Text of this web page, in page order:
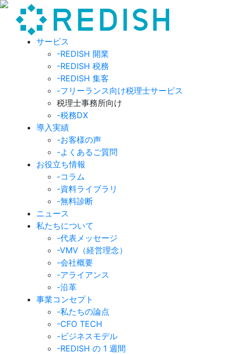
サービス
-REDISH 開業
-REDISH 税務
-REDISH 集客
-フリーランス向け税理士サービス
税理士事務所向け
-税務DX
導入実績
-お客様の声
-よくあるご質問
お役立ち情報
-コラム
-資料ライブラリ
-無料診断
ニュース
私たちについて
-代表メッセージ
-VMV（経営理念）
-会社概要
-アライアンス
-沿革
事業コンセプト
-私たちの論点
-CFO TECH
-ビジネスモデル
-REDISH の 1 週間